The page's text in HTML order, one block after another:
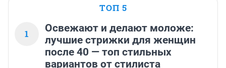
ТОП 5
1
Освежают и делают моложе:
лучшие стрижки для женщин
после 40 — топ стильных
вариантов от стилиста